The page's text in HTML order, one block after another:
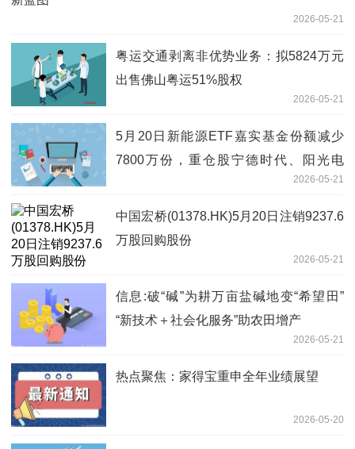
2026-05-21
粤运交通剥离非优势业务：拟5824万元
出售佛山粤运51%股权
2026-05-21
5月20日新能源ETF嘉实基金份额减少
7800万份，重仓股宁德时代、阳光电
2026-05-21
中国宏桥(01378.HK)5月20日注销9237.6
万股回购股份
2026-05-21
信息:破“碱”为耕万亩盐碱地变“希望田”
“新技术＋社会化服务”助农田增产
2026-05-21
热点聚焦：家得宝重申全年业绩展望
2026-05-20